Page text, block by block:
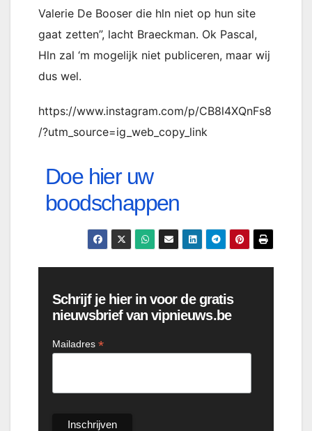
Valerie De Booser die hln niet op hun site
gaat zetten”, lacht Braeckman. Ok Pascal,
Hln zal ‘m mogelijk niet publiceren, maar wij
dus wel.
https://www.instagram.com/p/CB8l4XQnFs8
/?utm_source=ig_web_copy_link
Doe hier uw
boodschappen
Schrijf je hier in voor de gratis
nieuwsbrief van vipnieuws.be
Mailadres *